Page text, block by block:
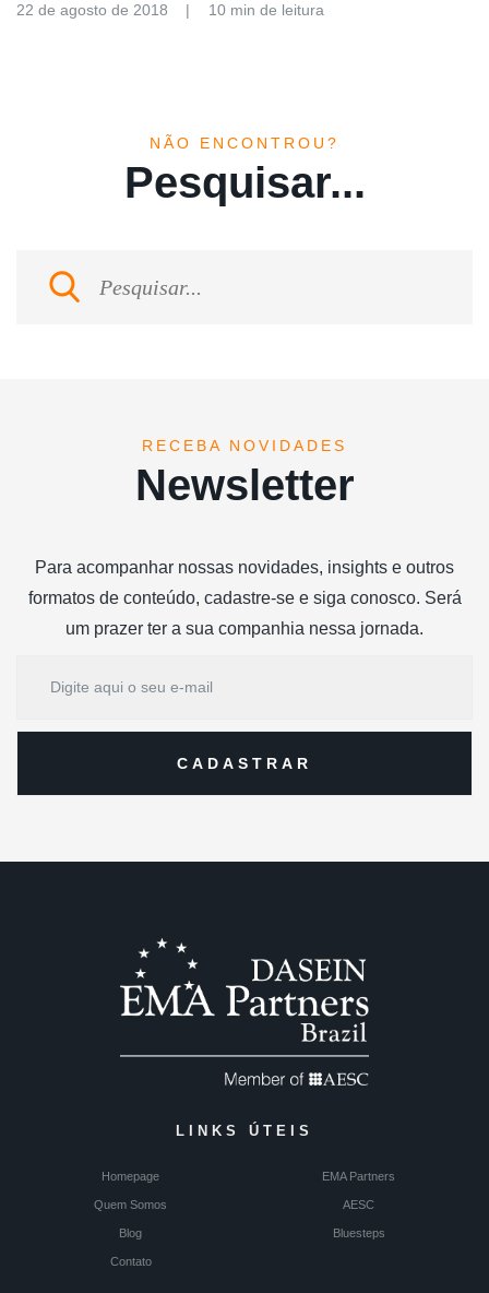
22 de agosto de 2018 10 min de leitura
NÃO ENCONTROU?
Pesquisar...
RECEBA NOVIDADES
Newsletter
Para acompanhar nossas novidades, insights e outros
formatos de conteúdo, cadastre-se e siga conosco. Será
um prazer ter a sua companhia nessa jornada.
LINKS ÚTEIS
Homepage EMA Partners
Quem Somos AESC
Blog Bluesteps
Contato